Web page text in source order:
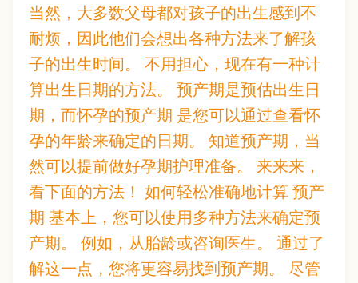
当然，大多数父母都对孩子的出生感到不
耐烦，因此他们会想出各种方法来了解孩
子的出生时间。 不用担心，现在有一种计
算出生日期的方法。 预产期是预估出生日
期，而怀孕的预产期 是您可以通过查看怀
孕的年龄来确定的日期。 知道预产期，当
然可以提前做好孕期护理准备。 来来来，
看下面的方法！ 如何轻松准确地计算 预产
期 基本上，您可以使用多种方法来确定预
产期。 例如，从胎龄或咨询医生。 通过了
解这一点，您将更容易找到预产期。 尽管